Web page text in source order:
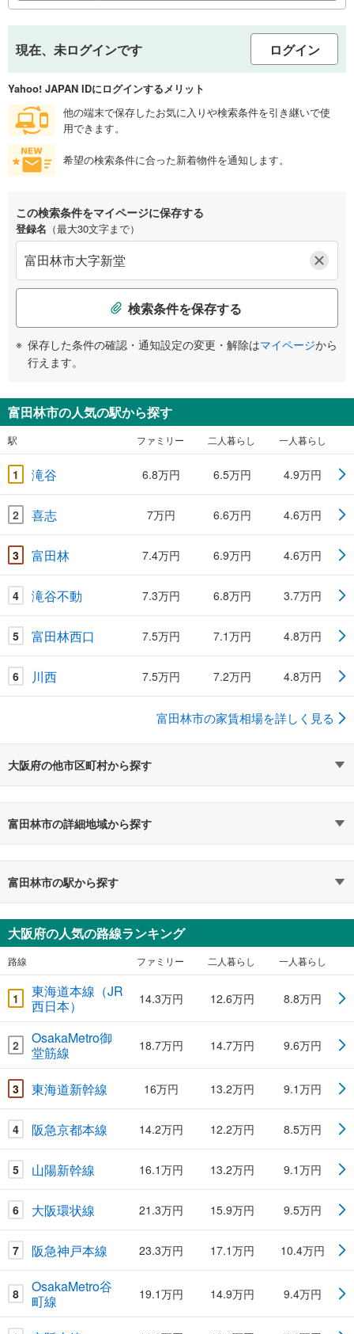
現在、未ログインです ログイン
Yahoo! JAPAN IDにログインするメリット
他の端末で保存したお気に入りや検索条件を引き継いで使
用できます。
希望の検索条件に合った新着物件を通知します。
この検索条件をマイページに保存する
登録名 （最大30文字まで）
検索条件を保存する
保存した条件の確認・通知設定の変更・解除はマイページから
行えます。
富田林市の人気の駅から探す
駅 ファミリー 二人暮らし 一人暮らし
1 滝谷 6.8万円 6.5万円 4.9万円
2 喜志 7万円 6.6万円 4.6万円
3 富田林 7.4万円 6.9万円 4.6万円
4 滝谷不動 7.3万円 6.8万円 3.7万円
5 富田林西口 7.5万円 7.1万円 4.8万円
6 川西 7.5万円 7.2万円 4.8万円
富田林市の家賃相場を詳しく見る
大阪府の他市区町村から探す
富田林市の詳細地域から探す
富田林市の駅から探す
大阪府の人気の路線ランキング
路線 ファミリー 二人暮らし 一人暮らし
1
東海道本線（JR
西日本）
14.3万円 12.6万円 8.8万円
2
OsakaMetro御
堂筋線
18.7万円 14.7万円 9.6万円
3 東海道新幹線 16万円 13.2万円 9.1万円
4 阪急京都本線 14.2万円 12.2万円 8.5万円
5 山陽新幹線 16.1万円 13.2万円 9.1万円
6 大阪環状線 21.3万円 15.9万円 9.5万円
7 阪急神戸本線 23.3万円 17.1万円 10.4万円
8
OsakaMetro谷
町線
19.1万円 14.9万円 9.4万円